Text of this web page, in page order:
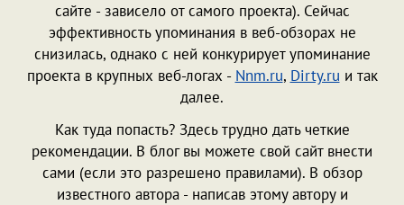
сайте - зависело от самого проекта). Сейчас
эффективность упоминания в веб-обзорах не
снизилась, однако с ней конкурирует упоминание
проекта в крупных веб-логах - Nnm.ru, Dirty.ru и так
далее.
Как туда попасть? Здесь трудно дать четкие
рекомендации. В блог вы можете свой сайт внести
сами (если это разрешено правилами). В обзор
известного автора - написав этому автору и